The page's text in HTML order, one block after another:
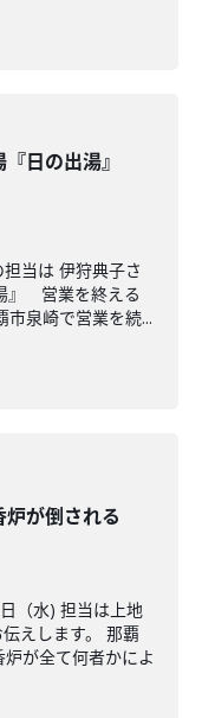
『日の出湯』
当は 伊狩典子さ
』 営業を終える
泉崎で営業を続...
が倒される
（水) 担当は上地
えします。 那覇
が全て何者かによ